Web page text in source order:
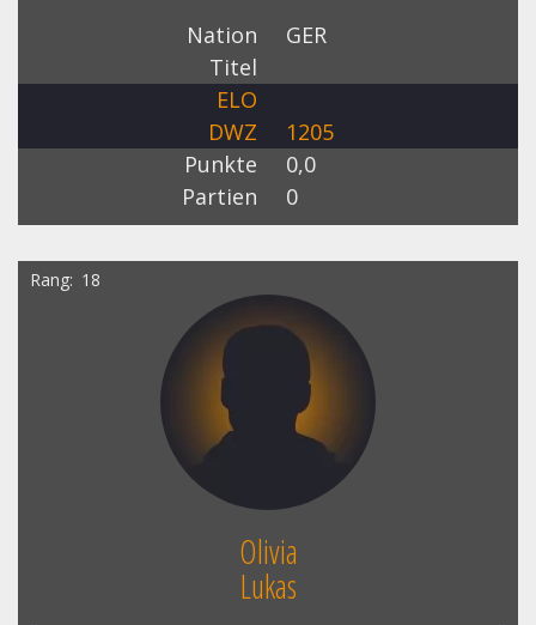
Nation
GER
Titel
ELO
DWZ
1205
Punkte
0,0
Partien
0
Rang 18
Olivia
Lukas